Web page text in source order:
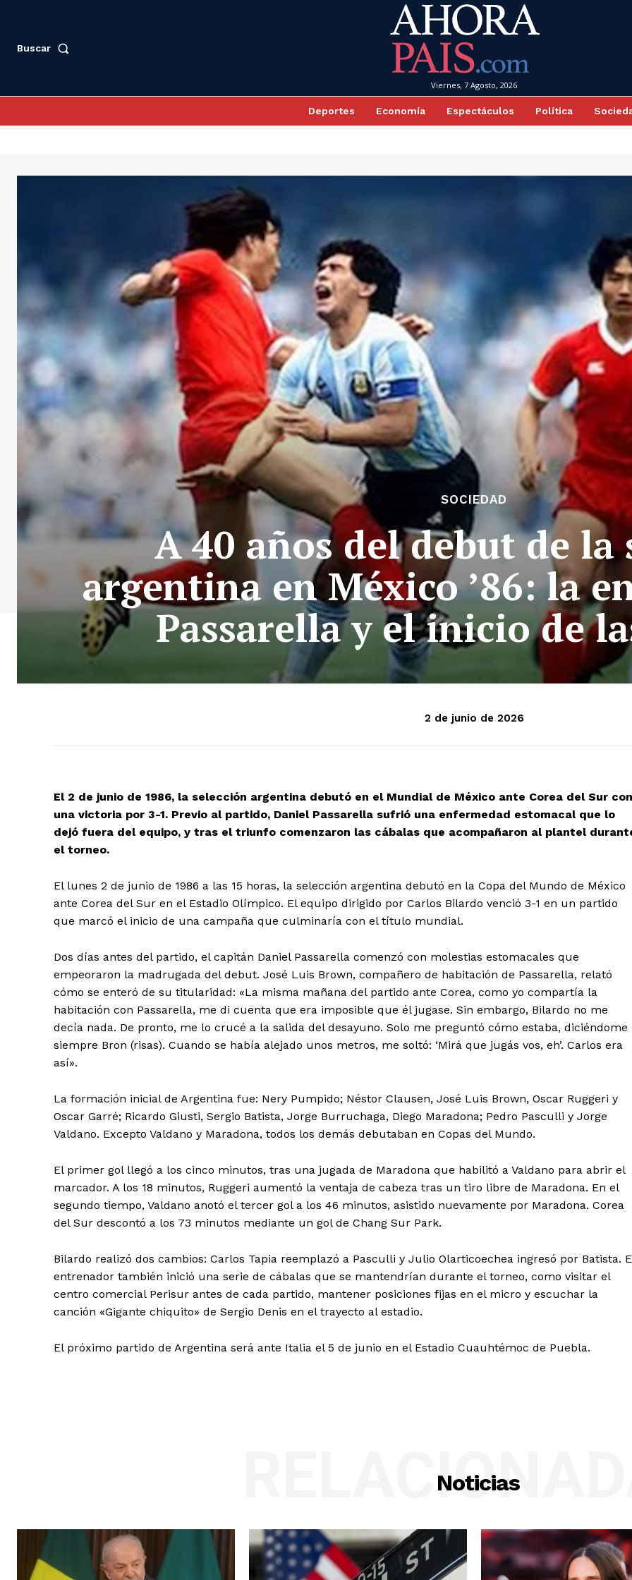
Buscar
Viernes, 7 Agosto, 2026
Deportes Economía Espectáculos Política
SOCIEDAD
A 40 años del debut de la
argentina en México ’86: la
Passarella y el inicio de
2 de junio de 2026
El 2 de junio de 1986, la selección argentina debutó en el Mundial de México ante Corea del Sur con
una victoria por 3-1. Previo al partido, Daniel Passarella sufrió una enfermedad estomacal que lo
dejó fuera del equipo, y tras el triunfo comenzaron las cábalas que acompañaron al plantel
el torneo.
El lunes 2 de junio de 1986 a las 15 horas, la selección argentina debutó en la Copa del Mundo de México
ante Corea del Sur en el Estadio Olímpico. El equipo dirigido por Carlos Bilardo venció 3-1 en un partido
que marcó el inicio de una campaña que culminaría con el título mundial.
Dos días antes del partido, el capitán Daniel Passarella comenzó con molestias estomacales que
empeoraron la madrugada del debut. José Luis Brown, compañero de habitación de Passarella, relató
cómo se enteró de su titularidad: «La misma mañana del partido ante Corea, como yo compartía la
habitación con Passarella, me di cuenta que era imposible que él jugase. Sin embargo, Bilardo no me
decía nada. De pronto, me lo crucé a la salida del desayuno. Solo me preguntó cómo estaba, diciéndome
siempre Bron (risas). Cuando se había alejado unos metros, me soltó: ‘Mirá que jugás vos, eh’. Carlos era
así».
La formación inicial de Argentina fue: Nery Pumpido; Néstor Clausen, José Luis Brown, Oscar Ruggeri y
Oscar Garré; Ricardo Giusti, Sergio Batista, Jorge Burruchaga, Diego Maradona; Pedro Pasculli y Jorge
Valdano. Excepto Valdano y Maradona, todos los demás debutaban en Copas del Mundo.
El primer gol llegó a los cinco minutos, tras una jugada de Maradona que habilitó a Valdano para abrir el
marcador. A los 18 minutos, Ruggeri aumentó la ventaja de cabeza tras un tiro libre de Maradona. En el
segundo tiempo, Valdano anotó el tercer gol a los 46 minutos, asistido nuevamente por Maradona. Corea
del Sur descontó a los 73 minutos mediante un gol de Chang Sur Park.
Bilardo realizó dos cambios: Carlos Tapia reemplazó a Pasculli y Julio Olarticoechea ingresó por Batista.
entrenador también inició una serie de cábalas que se mantendrían durante el torneo, como visitar el
centro comercial Perisur antes de cada partido, mantener posiciones fijas en el micro y escuchar la
canción «Gigante chiquito» de Sergio Denis en el trayecto al estadio.
El próximo partido de Argentina será ante Italia el 5 de junio en el Estadio Cuauhtémoc de Puebla.
Noticias